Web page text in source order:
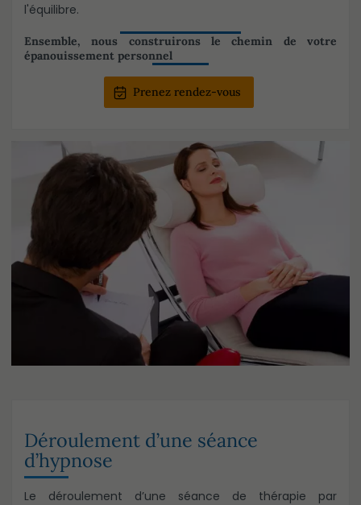
l'équilibre.
Ensemble, nous construirons le chemin de votre
épanouissement personnel
Prenez rendez-vous
Déroulement d’une séance
d’hypnose
Le déroulement d’une séance de thérapie par